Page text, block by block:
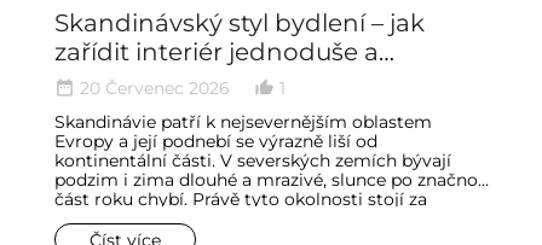
Skandinávský styl bydlení – jak
zařídit interiér jednoduše a
minimalisticky
date_range 20 Červenec 2026 thumb_up_alt 1
Skandinávie patří k nejsevernějším oblastem
Evropy a její podnebí se výrazně liší od
kontinentální části. V severských zemích bývají
podzim i zima dlouhé a mrazivé, slunce po značnou
část roku chybí. Právě tyto okolnosti stojí za
trendů vychází ze způsobu života, okolní přírody
Číst více